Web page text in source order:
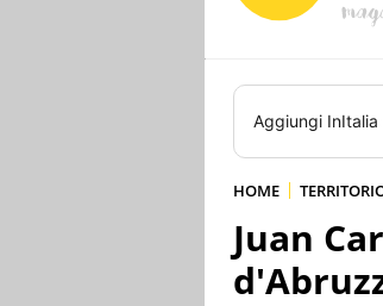
Aggiungi InItalia
HOME
Juan